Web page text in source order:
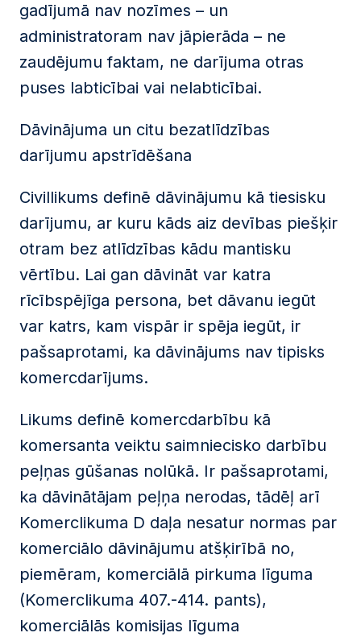
gadījumā nav nozīmes – un
administratoram nav jāpierāda – ne
zaudējumu faktam, ne darījuma otras
puses labticībai vai nelabticībai.
Dāvinājuma un citu bezatlīdzības
darījumu apstrīdēšana
Civillikums definē dāvinājumu kā tiesisku
darījumu, ar kuru kāds aiz devības piešķir
otram bez atlīdzības kādu mantisku
vērtību. Lai gan dāvināt var katra
rīcībspējīga persona, bet dāvanu iegūt
var katrs, kam vispār ir spēja iegūt, ir
pašsaprotami, ka dāvinājums nav tipisks
komercdarījums.
Likums definē komercdarbību kā
komersanta veiktu saimniecisko darbību
peļņas gūšanas nolūkā. Ir pašsaprotami,
ka dāvinātājam peļņa nerodas, tādēļ arī
Komerclikuma D daļa nesatur normas par
komerciālo dāvinājumu atšķirībā no,
piemēram, komerciālā pirkuma līguma
(Komerclikuma 407.-414. pants),
komerciālās komisijas līguma